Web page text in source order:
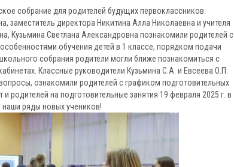
собрание для родителей будущих первоклассников.
директора Никитина Алла Николаевна и учителя
Кузьмина Светлана Александровна познакомили родителей с
обучения детей в 1 классе, порядком подачи
собрания родители могли ближе познакомиться с
Классные руководители Кузьмина С.А. и Евсеева О.П.
ознакомили родителей с графиком подготовительных
на подготовительные занятия 19 февраля 2025 г. в
ряды новых учеников!